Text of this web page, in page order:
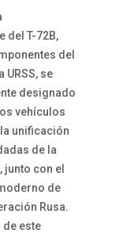
del T-72B,
del
URSS, se
designado
vehículos
la unificación
de la
junto con el
de
Rusa.
de este